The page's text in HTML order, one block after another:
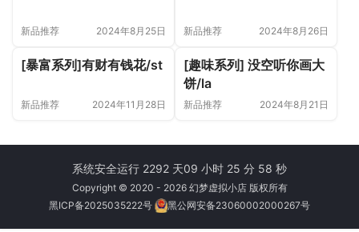
新品推荐 2024年8月25日 新品推荐 2024年8月26日
[暴富系列]有财有钱花/st
新品推荐 2024年11月28日
[趣味系列] 没空听你画大
饼/la
新品推荐 2024年8月21日
系统安全运行 2292 天09 小时 25 分 58 秒
Copyright © 2020 - 2026 幻梦虚拟小店 版权所有
黑ICP备2025035222号
黑公网安备23060002000267号